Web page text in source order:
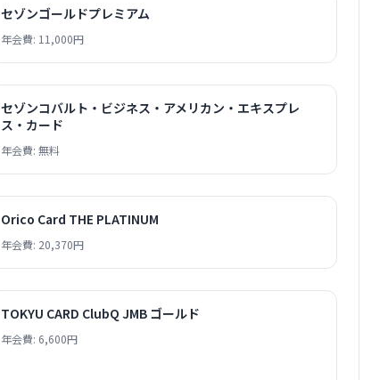
セゾンゴールドプレミアム
年会費: 11,000円
セゾンコバルト・ビジネス・アメリカン・エキスプレ
ス・カード
年会費: 無料
Orico Card THE PLATINUM
年会費: 20,370円
TOKYU CARD ClubQ JMB ゴールド
年会費: 6,600円